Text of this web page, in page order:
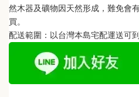
然木器及礦物因天然形成，難免會
買。
配送範圍：以台灣本島宅配運送可